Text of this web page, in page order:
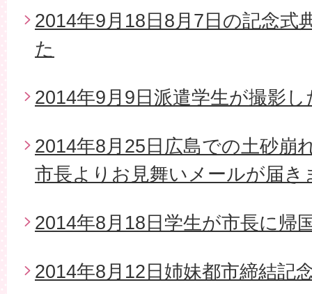
2014年9月18日8月7日の記念式
た
2014年9月9日派遣学生が撮影し
2014年8月25日広島での土砂崩
市長よりお見舞いメールが届き
2014年8月18日学生が市長に帰
2014年8月12日姉妹都市締結記